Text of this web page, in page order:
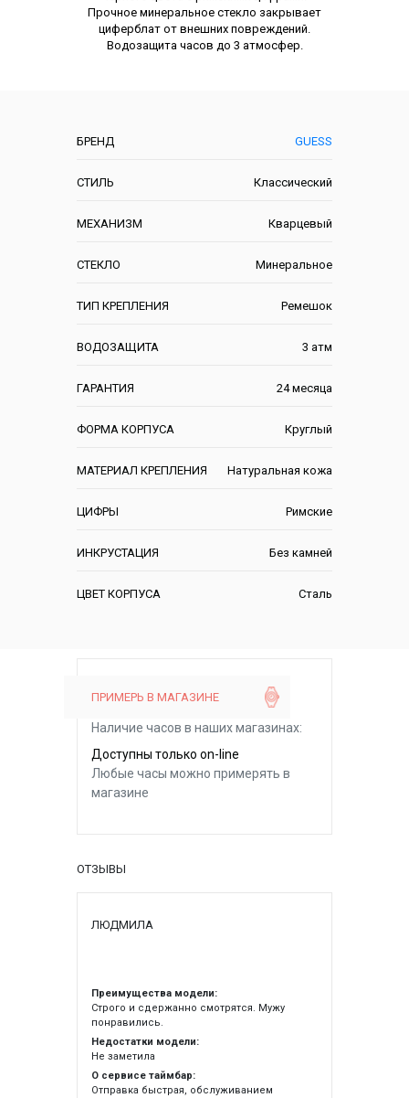
БРЕНД GUESS
СТИЛЬ Классический
МЕХАНИЗМ Кварцевый
СТЕКЛО Минеральное
ТИП КРЕПЛЕНИЯ Ремешок
ВОДОЗАЩИТА 3 атм
ГАРАНТИЯ 24 месяца
ФОРМА КОРПУСА Круглый
МАТЕРИАЛ КРЕПЛЕНИЯ Натуральная кожа
ЦИФРЫ Римские
ИНКРУСТАЦИЯ Без камней
ЦВЕТ КОРПУСА Сталь
Прочное минеральное стекло закрывает
циферблат от внешних повреждений.
Водозащита часов до 3 атмосфер.
ПРИМЕРЬ В МАГАЗИНЕ
Наличие часов в наших магазинах:
Доступны только on-line
Любые часы можно примерять в
магазине
ОТЗЫВЫ
ЛЮДМИЛА
Преимущества модели:
Строго и сдержанно смотрятся. Мужу
понравились.
Недостатки модели:
Не заметила
О сервисе таймбар:
Отправка быстрая, обслуживанием